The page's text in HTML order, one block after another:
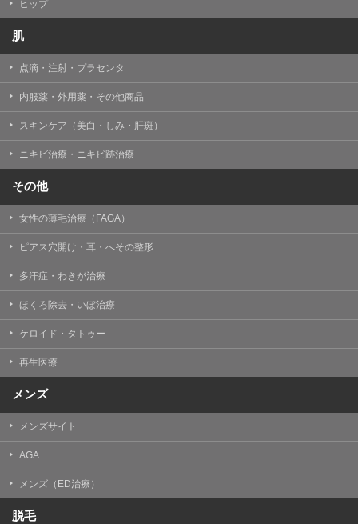
ヒップ
肌
点滴・注射・プラセンタ
内服薬・外用薬・その他商品
スキンケア（美白・しみ・肝斑）
ニキビ治療・ニキビ跡治療
その他
女性の薄毛治療（FAGA）
ピアス穴開け・耳・へその整形
多汗症・わきが治療
ほくろ除去・いぼ治療
ケロイド・タトゥー
再生医療
メンズ
メンズサイト
AGA
メンズ（ED治療）
脱毛